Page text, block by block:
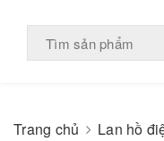
Trang chủ
Lan hồ